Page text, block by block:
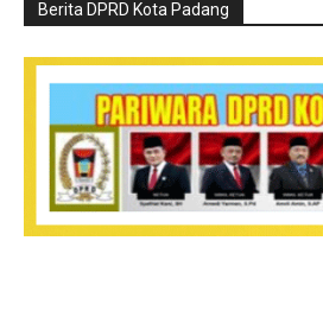
Berita DPRD Kota Padang